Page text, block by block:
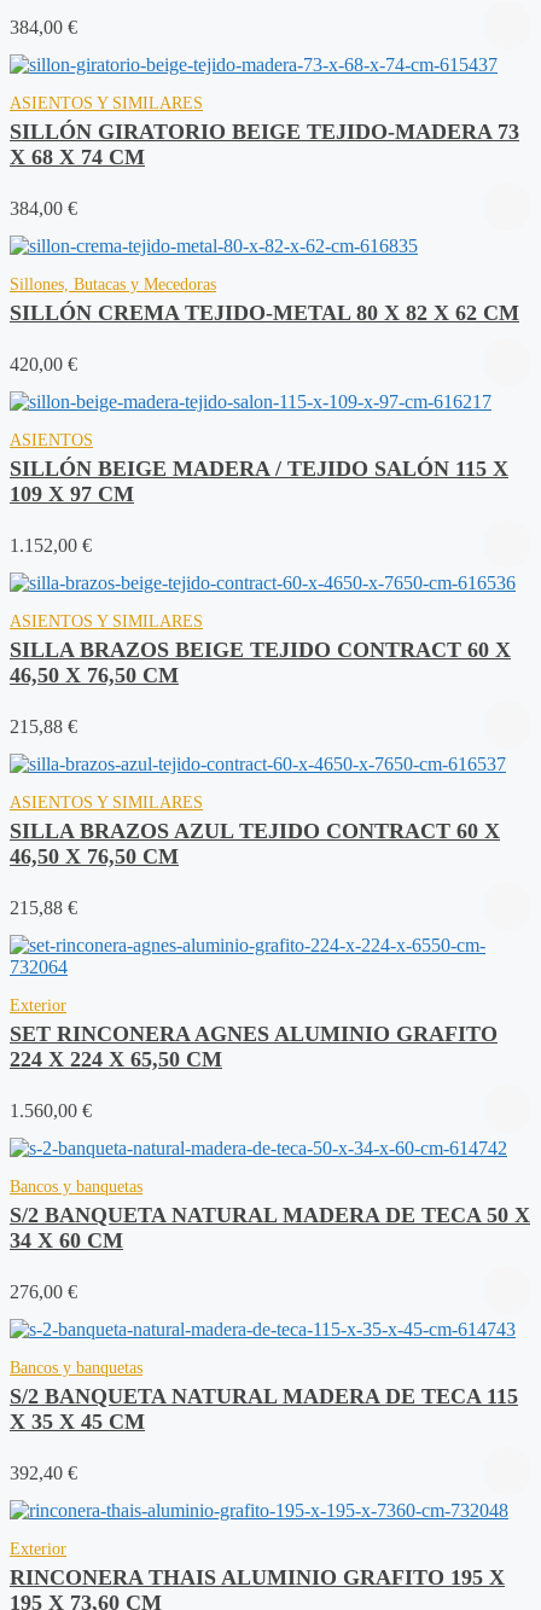
384,00 €
ASIENTOS Y SIMILARES
SILLÓN GIRATORIO BEIGE TEJIDO-MADERA 73
X 68 X 74 CM
384,00 €
Sillones, Butacas y Mecedoras
SILLÓN CREMA TEJIDO-METAL 80 X 82 X 62 CM
420,00 €
ASIENTOS
SILLÓN BEIGE MADERA / TEJIDO SALÓN 115 X
109 X 97 CM
1.152,00 €
ASIENTOS Y SIMILARES
SILLA BRAZOS BEIGE TEJIDO CONTRACT 60 X
46,50 X 76,50 CM
215,88 €
ASIENTOS Y SIMILARES
SILLA BRAZOS AZUL TEJIDO CONTRACT 60 X
46,50 X 76,50 CM
215,88 €
Exterior
SET RINCONERA AGNES ALUMINIO GRAFITO
224 X 224 X 65,50 CM
1.560,00 €
Bancos y banquetas
S/2 BANQUETA NATURAL MADERA DE TECA 50 X
34 X 60 CM
276,00 €
Bancos y banquetas
S/2 BANQUETA NATURAL MADERA DE TECA 115
X 35 X 45 CM
392,40 €
Exterior
RINCONERA THAIS ALUMINIO GRAFITO 195 X
195 X 73,60 CM